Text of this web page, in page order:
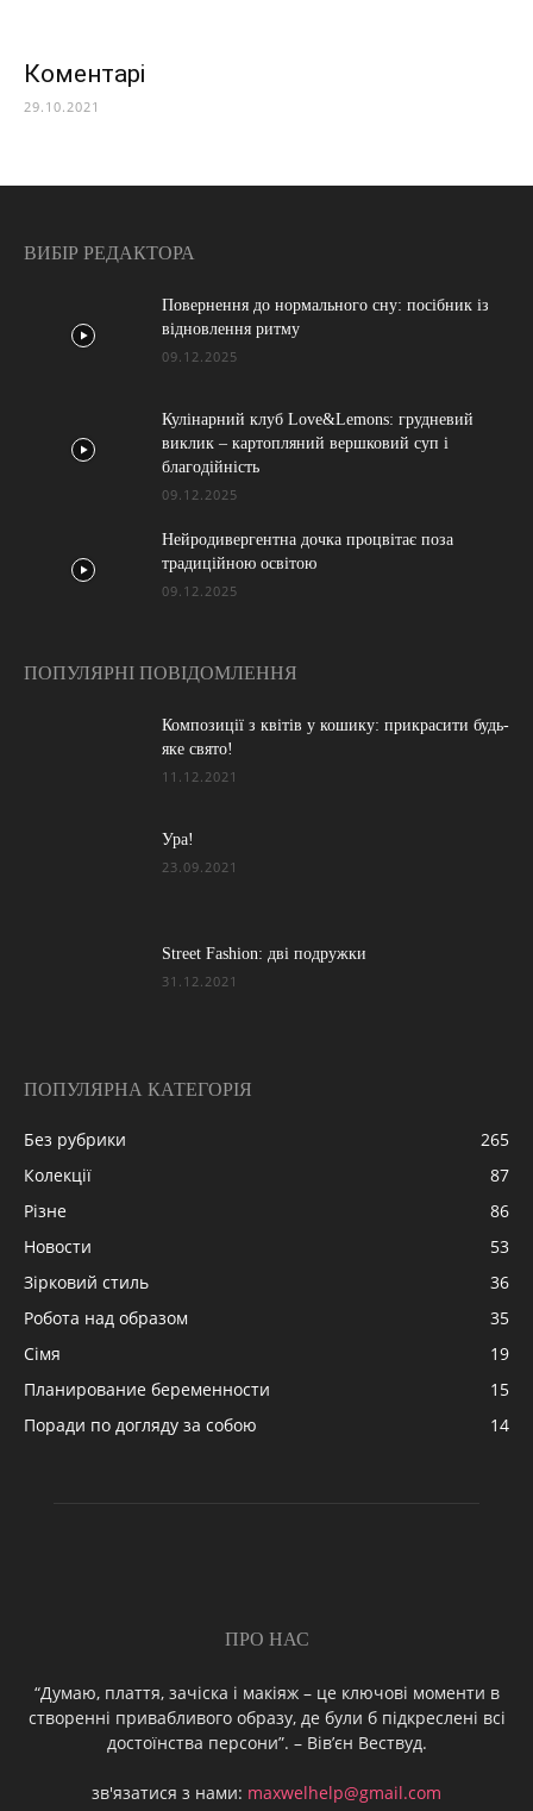
Коментарі
29.10.2021
ВИБІР РЕДАКТОРА
Повернення до нормального сну: посібник із
відновлення ритму
09.12.2025
Кулінарний клуб Love&Lemons: грудневий
виклик – картопляний вершковий суп і
благодійність
09.12.2025
Нейродивергентна дочка процвітає поза
традиційною освітою
09.12.2025
ПОПУЛЯРНІ ПОВІДОМЛЕННЯ
Композиції з квітів у кошику: прикрасити будь-
яке свято!
11.12.2021
Ура!
23.09.2021
Street Fashion: дві подружки
31.12.2021
ПОПУЛЯРНА КАТЕГОРІЯ
Без рубрики
265
Колекції
87
Різне
86
Новости
53
Зірковий стиль
36
Робота над образом
35
Сімя
19
Планирование беременности
15
Поради по догляду за собою
14
ПРО НАС
“Думаю, плаття, зачіска і макіяж – це ключові моменти в
створенні привабливого образу, де були б підкреслені всі
достоїнства персони”. – Вів’єн Вествуд.
зв'язатися з нами: maxwelhelp@gmail.com